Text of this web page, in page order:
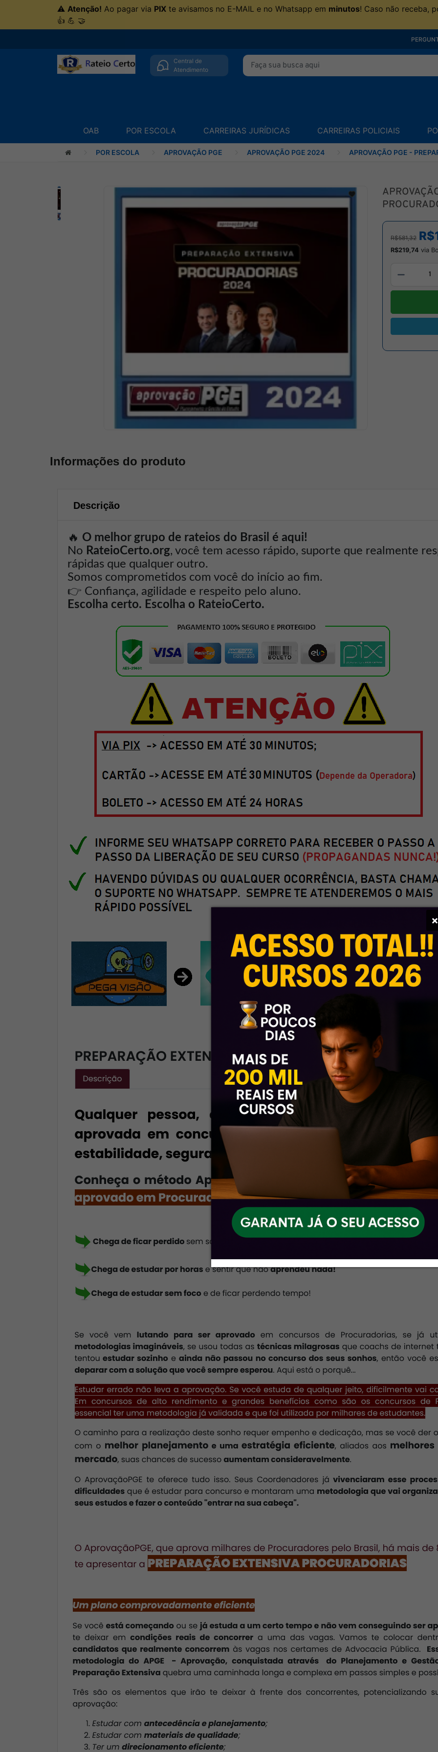
⚠ Atenção! Ao pagar via PIX te avisamos no E-MAIL e no Whatsapp em minutos! Caso não receba,
👍 💪 🤝
Central de
Atendimento
OAB POR ESCOLA CARREIRAS JURÍDICAS CARREIRAS POLICIAIS
POR ESCOLA APROVAÇÃO PGE APROVAÇÃO PGE 2024 APROVAÇÃO PGE -
R$581,32
R$219,74 via
Informações do produto
Descrição
🔥 O melhor grupo de rateios do Brasil é aqui!
No RateioCerto.org, você tem acesso rápido, suporte que realmente
rápidas que qualquer outro.
Somos comprometidos com você do início ao fim.
👉 Confiança, agilidade e respeito pelo aluno.
Escolha certo. Escolha o RateioCerto.
×